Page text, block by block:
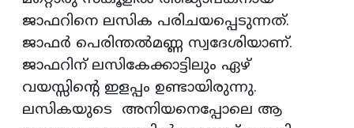
ജാഫറിനെ ലസിക പരിചയപ്പെടുന്നത്.
ജാഫര്‍ പെരിന്തൽമണ്ണ സ്വദേശിയാണ്.
ജാഫറിന് ലസികേക്കാട്ടിലും ഏഴ്
വയസ്സിന്റെ ഇളപ്പം ഉണ്ടായിരുന്നു.
ലസികയുടെ അനിയനെപ്പോലെ ആ